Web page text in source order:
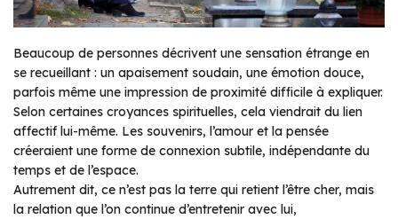
Beaucoup de personnes décrivent une sensation étrange en
se recueillant : un apaisement soudain, une émotion douce,
parfois même une impression de proximité difficile à expliquer.
Selon certaines croyances spirituelles, cela viendrait du lien
affectif lui-même. Les souvenirs, l’amour et la pensée
créeraient une forme de connexion subtile, indépendante du
temps et de l’espace.
Autrement dit, ce n’est pas la terre qui retient l’être cher, mais
la relation que l’on continue d’entretenir avec lui,